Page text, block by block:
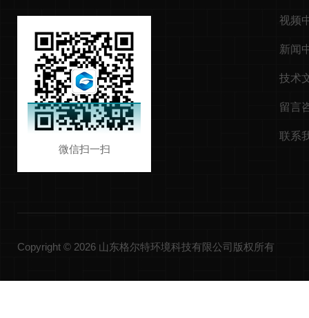
微信扫一扫
视频
新闻
技术
留言
联系
Copyright © 2026 山东格尔特环境科技有限公司版权所有